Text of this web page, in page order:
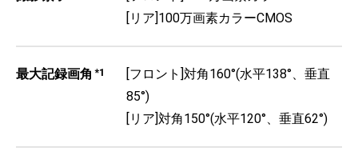
[リア]100万画素カラーCMOS
最大記録画角 *1
[フロント]対角160°(水平138°、垂直
85°)
[リア]対角150°(水平120°、垂直62°)